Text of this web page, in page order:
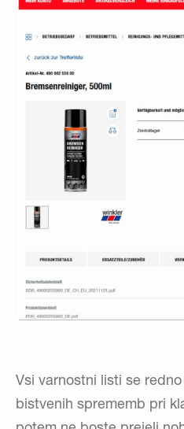
Vsi varnostni listi se
bistvenih sprememb pri